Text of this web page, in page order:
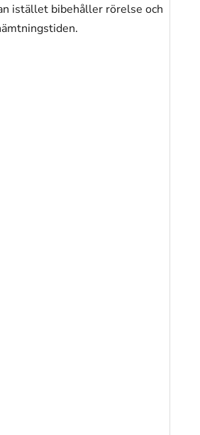
istället bibehåller rörelse och